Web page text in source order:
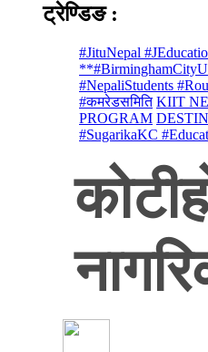
ट्रेण्डिङ :
#JituNepal
#NepaliStudents
#कमरेडसमिति KIIT
PROGRAM
#SugarikaKC